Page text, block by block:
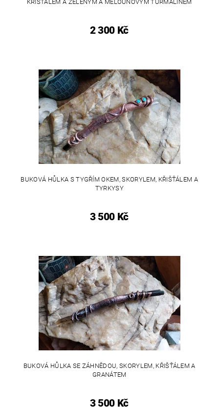
KŘIŠŤÁLEM A ZELENÝM A MELOUNOVÝM TURMALÍNEM
2 300 Kč
BUKOVÁ HŮLKA S TYGŘÍM OKEM, SKORYLEM, KŘIŠŤÁLEM A
TYRKYSY
3 500 Kč
BUKOVÁ HŮLKA SE ZÁHNĚDOU, SKORYLEM, KŘIŠŤÁLEM A
GRANÁTEM
3 500 Kč